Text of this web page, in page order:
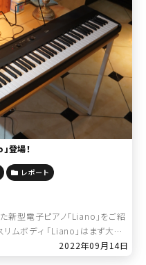
登場！
レポート
新型電子ピアノ「Liano」をご紹
ムボディ 「Liano」はまず大前
、いわゆる重いピア […]2022年09月14日